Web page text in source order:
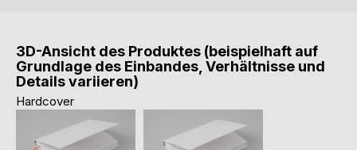
3D-Ansicht des Produktes (beispielhaft auf
Grundlage des Einbandes, Verhältnisse und
Details variieren)
Hardcover